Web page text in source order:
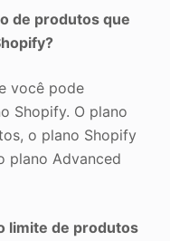
de produtos que
você pode
Shopify. O plano
o plano Shopify
plano Advanced
limite de produtos